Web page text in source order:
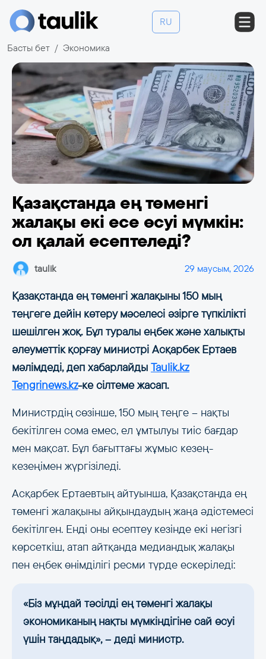
RU
Басты бет Экономика
Қазақстанда ең төменгі
жалақы екі есе өсуі мүмкін:
ол қалай есептеледі?
taulik 29 маусым, 2026
Қазақстанда ең төменгі жалақыны 150 мың
теңгеге дейін көтеру мәселесі әзірге түпкілікті
шешілген жоқ. Бұл туралы еңбек және халықты
әлеуметтік қорғау министрі Асқарбек Ертаев
мәлімдеді, деп хабарлайды Taulik.kz
Tengrinews.kz-ке cілтеме жасап.
Министрдің сөзінше, 150 мың теңге – нақты
бекітілген сома емес, ел ұмтылуы тиіс бағдар
мен мақсат. Бұл бағыттағы жұмыс кезең-
кезеңімен жүргізіледі.
Асқарбек Ертаевтың айтуынша, Қазақстанда ең
төменгі жалақыны айқындаудың жаңа әдістемесі
бекітілген. Енді оны есептеу кезінде екі негізгі
көрсеткіш, атап айтқанда медиандық жалақы
пен еңбек өнімділігі ресми түрде ескеріледі:
«Біз мұндай тәсілді ең төменгі жалақы
экономиканың нақты мүмкіндігіне сай өсуі
үшін таңдадық», – деді министр.